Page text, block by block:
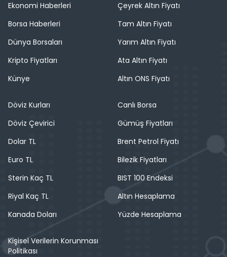
Ekonomi Haberleri
Borsa Haberleri
Dünya Borsaları
Kripto Fiyatları
Künye
Çeyrek Altın Fiyatı
Tam Altın Fiyatı
Yarım Altın Fiyatı
Ata Altın Fiyatı
Altın ONS Fiyatı
Döviz Kurları
Döviz Çevirici
Dolar TL
Euro TL
Sterin Kaç TL
Riyal Kaç TL
Kanada Doları
Canlı Borsa
Gümüş Fiyatları
Brent Petrol Fiyatı
Bilezik Fiyatları
BIST 100 Endeksi
Altın Hesaplama
Yüzde Hesaplama
Kişisel Verilerin Korunması
Politikası